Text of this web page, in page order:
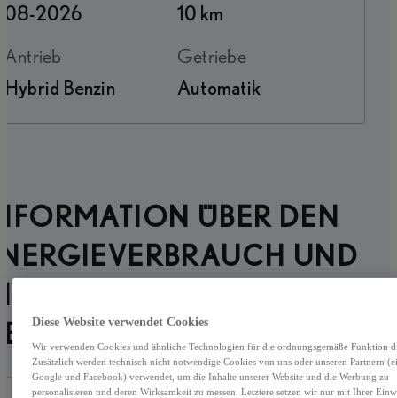
08-2026
10 km
Antrieb
Hybrid Benzin
Getriebe
Automatik
ÜBER DEN
UND
CO2-EMISSIONEN DES
PKW
Diese Website verwendet Cookies
Wir verwenden Cookies und ähnliche Technologien für die ordnungsgemäße Funktion
Zusätzlich werden technisch nicht notwendige Cookies von uns oder unseren Partnern
Google und Facebook) verwendet, um die Inhalte unserer Website und die Werbung zu
personalisieren und deren Wirksamkeit zu messen. Letztere setzen wir nur mit Ihrer